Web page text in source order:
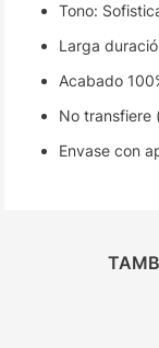
Tono:
Larga
Acabado
No transfiere
Envase con